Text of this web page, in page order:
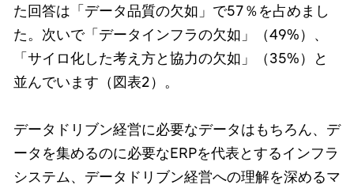
た回答は「データ品質の欠如」で57％を占めまし
た。次いで「データインフラの欠如」（49%）、
「サイロ化した考え方と協力の欠如」（35%）と
並んでいます（図表2）。
データドリブン経営に必要なデータはもちろん、デ
ータを集めるのに必要なERPを代表とするインフラ
システム、データドリブン経営への理解を深めるマ